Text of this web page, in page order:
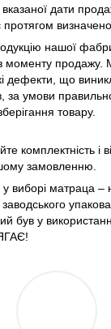
вказаної дати
протягом
нашої
моменту продажу.
дефекти, що
за умови
товару.
комплектність і
замовленню.
виборі матраца –
заводського
був у